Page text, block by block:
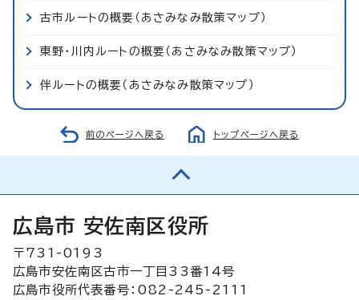
古市ルートの概要（あさみなみ散策マップ）
東野・川内ルートの概要（あさみなみ散策マップ）
伴ルートの概要（あさみなみ散策マップ）
前のページへ戻る トップページへ戻る
広島市 安佐南区役所
〒731-0193
広島市安佐南区古市一丁目33番14号
広島市役所代表番号：082-245-2111